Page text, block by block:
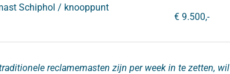
Schiphol / knooppunt
€ 9.500,-
reclamemasten zijn per week in te zetten,